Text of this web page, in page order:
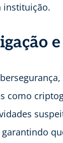
instituição.
como